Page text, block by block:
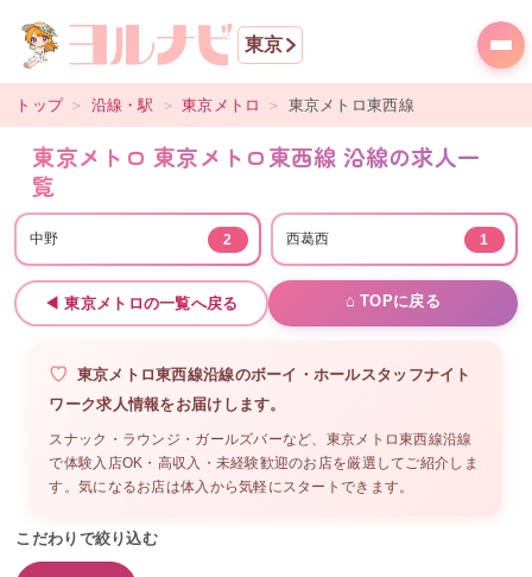
東京
トップ ＞ 沿線・駅 ＞ 東京メトロ ＞ 東京メトロ東西線
東京メトロ 東京メトロ東西線 沿線の求人一
覧
中野 2 西葛西 1
◀東京メトロの一覧へ戻る ⌂ TOPに戻る
東京メトロ東西線沿線のボーイ・ホールスタッフナイト
ワーク求人情報をお届けします。
スナック・ラウンジ・ガールズバーなど、 東京メトロ東西線沿線
で体験入店OK・高収入・未経験歓迎のお店を厳選してご紹介しま
す。気になるお店は体入から気軽にスタートできます。
こだわりで絞り込む